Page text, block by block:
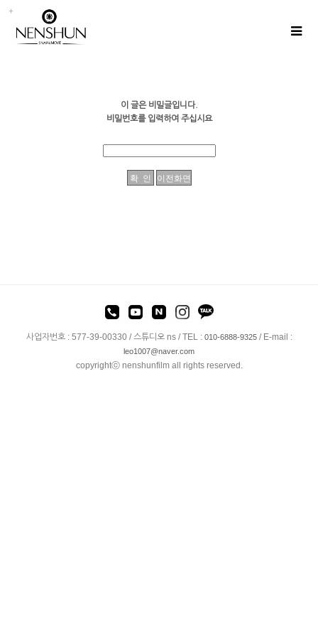
이 글은 비밀글입니다.
비밀번호를 입력하여 주십시요
사업자번호 : 577-39-00330 / 스튜디오 ns / TEL : 010-6888-9325/ E-mail :
leo1007@naver.com
copyrightⓒ nenshunfilm all rights reserved.